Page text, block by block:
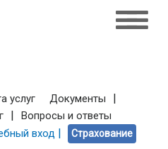
услуг Документы |
|
Вопросы и ответы
вход | Страхование